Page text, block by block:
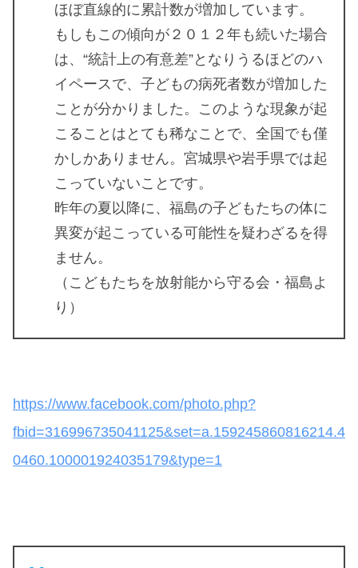
ほぼ直線的に累計数が増加しています。
もしもこの傾向が２０１２年も続いた場合
は、“統計上の有意差”となりうるほどのハ
イペースで、子どもの病死者数が増加した
ことが分かりました。このような現象が起
こることはとても稀なことで、全国でも僅
かしかありません。宮城県や岩手県では起
こっていないことです。
昨年の夏以降に、福島の子どもたちの体に
異変が起こっている可能性を疑わざるを得
ません。
（こどもたちを放射能から守る会・福島よ
り）
https://www.facebook.com/photo.php?
fbid=316996735041125&set=a.159245860816214.4
0460.100001924035179&type=1